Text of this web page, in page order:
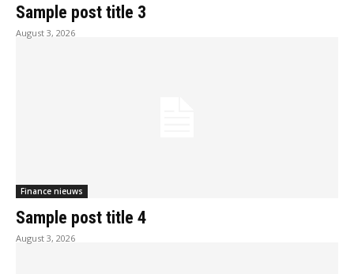
Sample post title 3
August 3, 2026
Finance nieuws
Sample post title 4
August 3, 2026